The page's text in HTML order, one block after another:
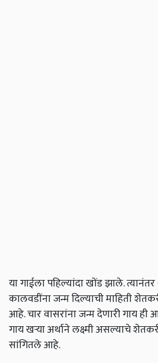
या गाईला पहिल्यांदा खोंड झाले.
कालवडींना जन्म दिल्याची माहिती
आहे. चार वासरांना जन्म देणारी गाय
गाय खऱ्या अर्थाने लक्ष्मी असल्याचे
सांगितले आहे.